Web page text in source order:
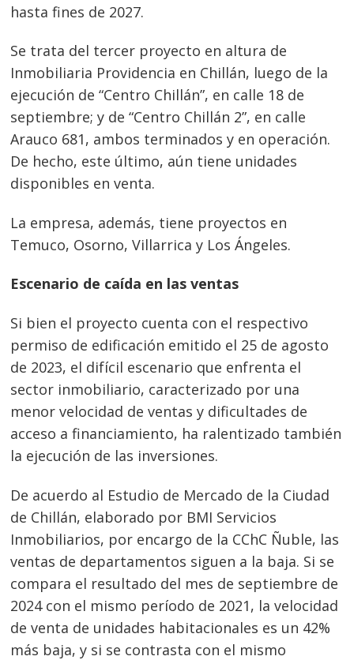
hasta fines de 2027.
Se trata del tercer proyecto en altura de
Inmobiliaria Providencia en Chillán, luego de la
ejecución de “Centro Chillán”, en calle 18 de
septiembre; y de “Centro Chillán 2”, en calle
Arauco 681, ambos terminados y en operación.
De hecho, este último, aún tiene unidades
disponibles en venta.
La empresa, además, tiene proyectos en
Temuco, Osorno, Villarrica y Los Ángeles.
Escenario de caída en las ventas
Si bien el proyecto cuenta con el respectivo
permiso de edificación emitido el 25 de agosto
de 2023, el difícil escenario que enfrenta el
sector inmobiliario, caracterizado por una
menor velocidad de ventas y dificultades de
acceso a financiamiento, ha ralentizado también
la ejecución de las inversiones.
De acuerdo al Estudio de Mercado de la Ciudad
de Chillán, elaborado por BMI Servicios
Inmobiliarios, por encargo de la CChC Ñuble, las
ventas de departamentos siguen a la baja. Si se
compara el resultado del mes de septiembre de
2024 con el mismo período de 2021, la velocidad
de venta de unidades habitacionales es un 42%
más baja, y si se contrasta con el mismo
Navegación
de
entradas